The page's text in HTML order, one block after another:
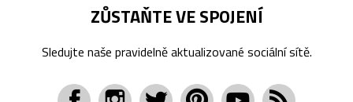
ZŮSTAŇTE VE SPOJENÍ
Sledujte naše pravidelně aktualizované sociální sítě.